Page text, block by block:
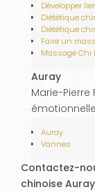
Développer
Diététique
Diététique
Faire un
Massage Chi
Auray
Marie-
Auray
Vannes
Contactez-
chinoise Auray